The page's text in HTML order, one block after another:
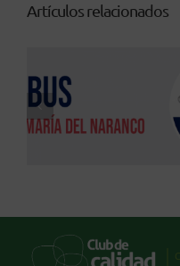
Artículos relacionados